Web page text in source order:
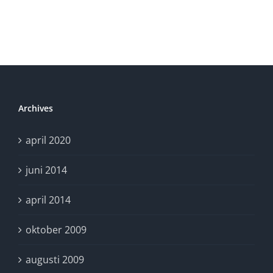
Archives
april 2020
juni 2014
april 2014
oktober 2009
augusti 2009